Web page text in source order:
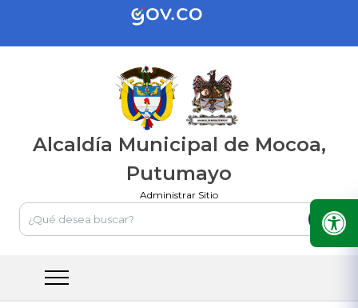
Alcaldía Municipal de Mocoa,
Putumayo
Administrar Sitio